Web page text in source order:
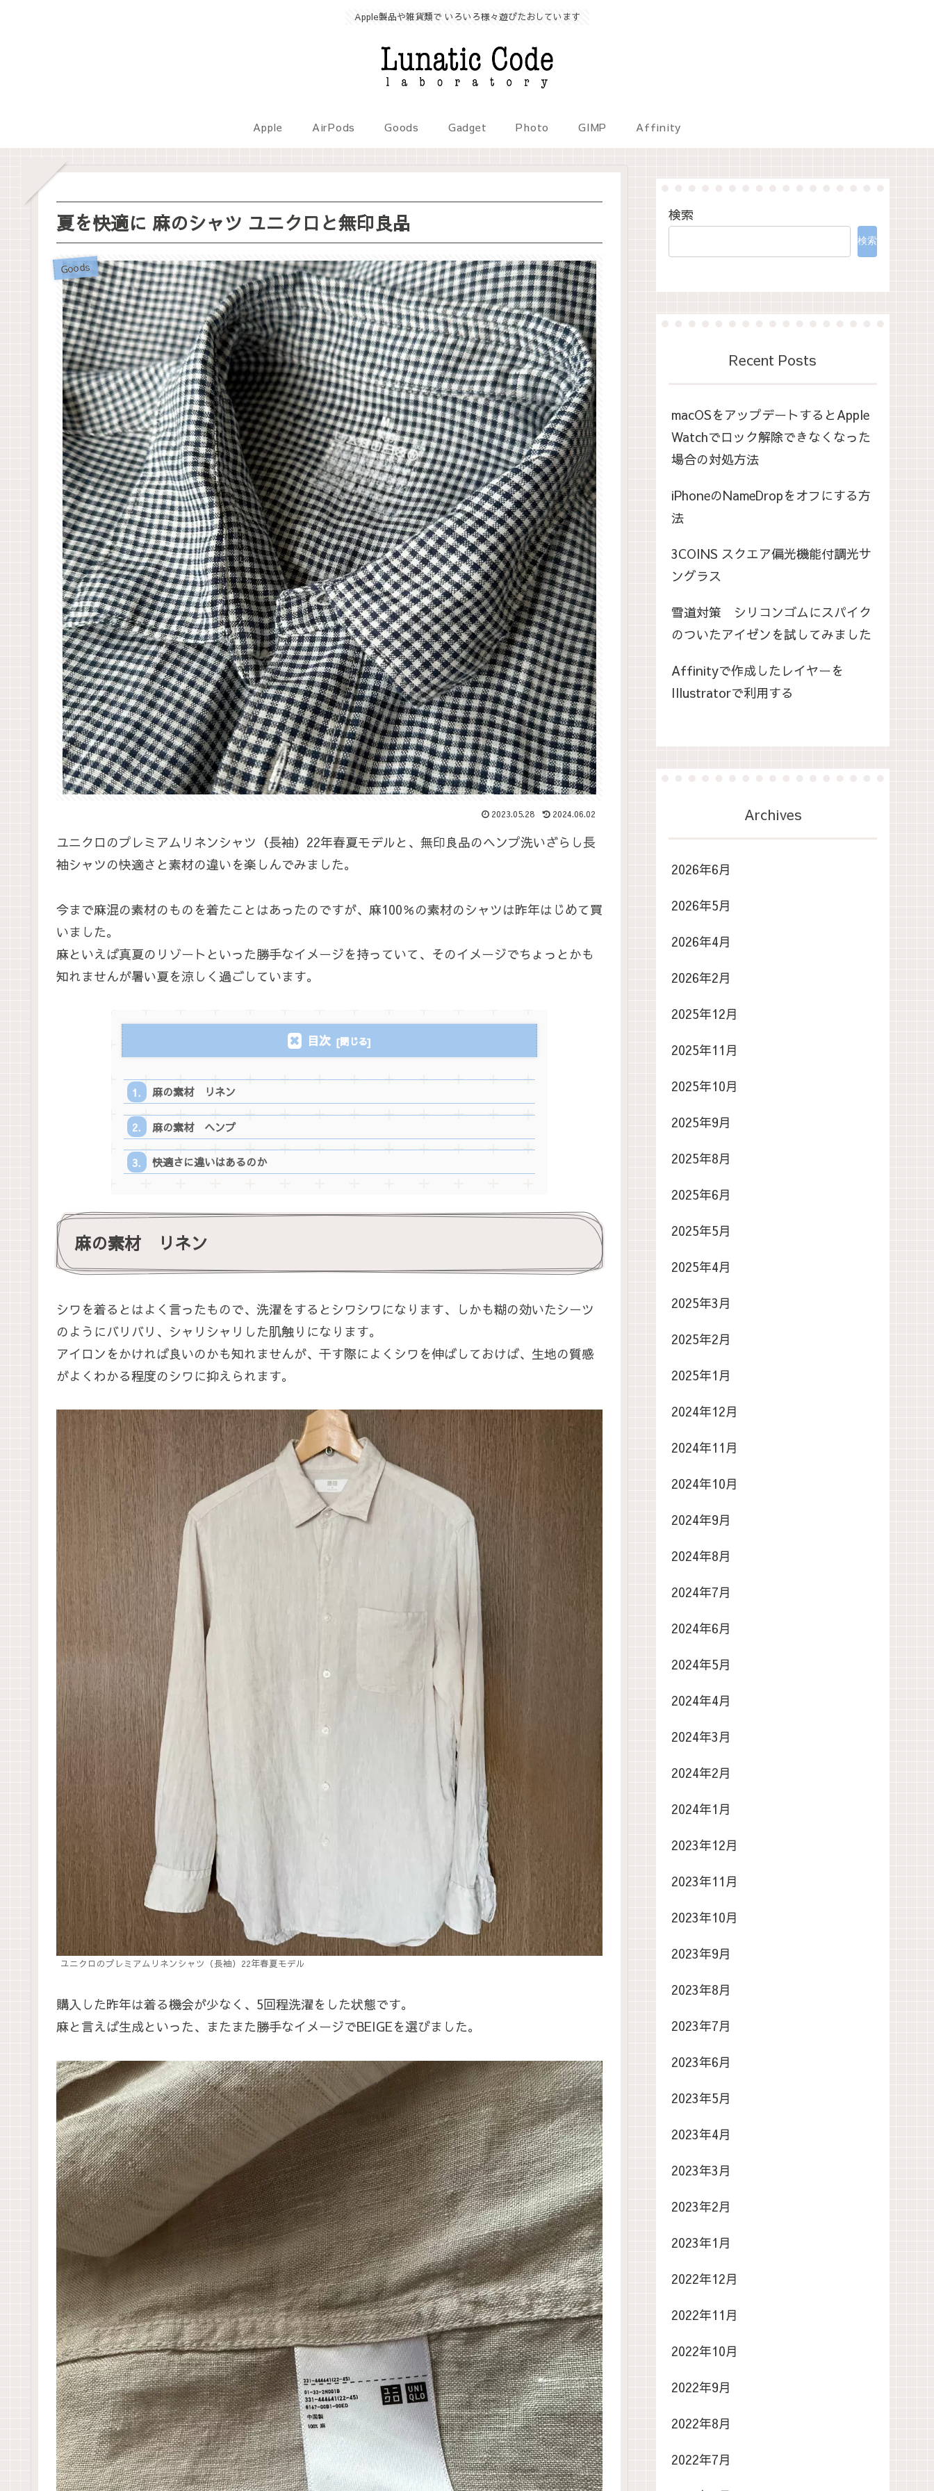
Apple製品や雑貨類で いろいろ様々遊びたおしています
Apple AirPods Goods Gadget Photo GIMP Affinity
夏を快適に 麻のシャツ ユニクロと無印良品
Goods
2023.05.28 2024.06.02
ユニクロのプレミアムリネンシャツ（長袖）22年春夏モデルと、無印良品のヘンプ洗いざらし長
袖シャツの快適さと素材の違いを楽しんでみました。
今まで麻混の素材のものを着たことはあったのですが、麻100％の素材のシャツは昨年はじめて買
いました。
麻といえば真夏のリゾートといった勝手なイメージを持っていて、そのイメージでちょっとかも
知れませんが暑い夏を涼しく過ごしています。
目次
麻の素材 リネン
麻の素材 ヘンプ
快適さに違いはあるのか
麻の素材 リネン
シワを着るとはよく言ったもので、洗濯をするとシワシワになります、しかも糊の効いたシーツ
のようにバリバリ、シャリシャリした肌触りになります。
アイロンをかければ良いのかも知れませんが、干す際によくシワを伸ばしておけば、生地の質感
がよくわかる程度のシワに抑えられます。
ユニクロのプレミアムリネンシャツ（長袖）22年春夏モデル
購入した昨年は着る機会が少なく、5回程洗濯をした状態です。
麻と言えば生成といった、またまた勝手なイメージでBEIGEを選びました。
検索
検索
Recent Posts
macOSをアップデートするとApple
Watchでロック解除できなくなった
場合の対処方法
iPhoneのNameDropをオフにする方
法
3COINS スクエア偏光機能付調光サ
ングラス
雪道対策 シリコンゴムにスパイク
のついたアイゼンを試してみました
Affinityで作成したレイヤーを
Illustratorで利用する
Archives
2026年6月
2026年5月
2026年4月
2026年2月
2025年12月
2025年11月
2025年10月
2025年9月
2025年8月
2025年6月
2025年5月
2025年4月
2025年3月
2025年2月
2025年1月
2024年12月
2024年11月
2024年10月
2024年9月
2024年8月
2024年7月
2024年6月
2024年5月
2024年4月
2024年3月
2024年2月
2024年1月
2023年12月
2023年11月
2023年10月
2023年9月
2023年8月
2023年7月
2023年6月
2023年5月
2023年4月
2023年3月
2023年2月
2023年1月
2022年12月
2022年11月
2022年10月
2022年9月
2022年8月
2022年7月